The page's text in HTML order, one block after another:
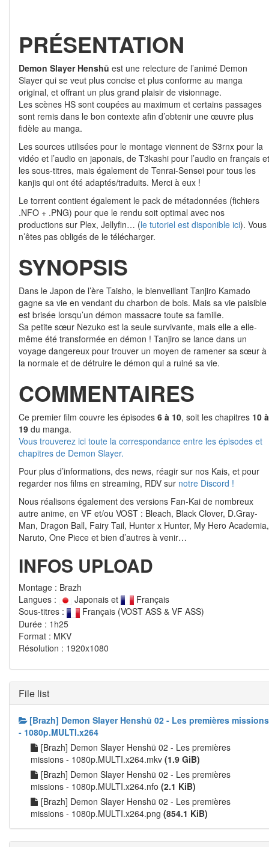
PRÉSENTATION
Demon Slayer Henshū est une relecture de l’animé Demon
Slayer qui se veut plus concise et plus conforme au manga
original, et offrant un plus grand plaisir de visionnage.
Les scènes HS sont coupées au maximum et certains passages
sont remis dans le bon contexte afin d’obtenir une œuvre plus
fidèle au manga.
Les sources utilisées pour le montage viennent de S3rnx pour la
vidéo et l’audio en japonais, de T3kashi pour l’audio en français et
les sous-titres, mais également de Tenrai-Sensei pour tous les
kanjis qui ont été adaptés/traduits. Merci à eux !
Le torrent contient également le pack de métadonnées (fichiers
.NFO + .PNG) pour que le rendu soit optimal avec nos
productions sur Plex, Jellyfin… (le tutoriel est disponible ici). Vous
n’êtes pas obligés de le télécharger.
SYNOPSIS
Dans le Japon de l’ère Taisho, le bienveillant Tanjiro Kamado
gagne sa vie en vendant du charbon de bois. Mais sa vie paisible
est brisée lorsqu’un démon massacre toute sa famille.
Sa petite sœur Nezuko est la seule survivante, mais elle a elle-
même été transformée en démon ! Tanjiro se lance dans un
voyage dangereux pour trouver un moyen de ramener sa sœur à
la normale et de détruire le démon qui a ruiné sa vie.
COMMENTAIRES
Ce premier film couvre les épisodes 6 à 10, soit les chapitres 10 à
19 du manga.
Vous trouverez ici toute la correspondance entre les épisodes et
chapitres de Demon Slayer.
Pour plus d’informations, des news, réagir sur nos Kais, et pour
regarder nos films en streaming, RDV sur notre Discord !
Nous réalisons également des versions Fan-Kai de nombreux
autre anime, en VF et/ou VOST : Bleach, Black Clover, D.Gray-
Man, Dragon Ball, Fairy Tail, Hunter x Hunter, My Hero Academia,
Naruto, One Piece et bien d’autres à venir…
INFOS UPLOAD
Montage : Brazh
Langues :
Japonais et
Français
Sous-titres :
Français (VOST ASS & VF ASS)
Durée : 1h25
Format : MKV
Résolution : 1920x1080
File list
[Brazh] Demon Slayer Henshū 02 - Les premières missions
- 1080p.MULTI.x264
[Brazh] Demon Slayer Henshū 02 - Les premières
missions - 1080p.MULTI.x264.mkv (1.9 GiB)
[Brazh] Demon Slayer Henshū 02 - Les premières
missions - 1080p.MULTI.x264.nfo (2.1 KiB)
[Brazh] Demon Slayer Henshū 02 - Les premières
missions - 1080p.MULTI.x264.png (854.1 KiB)